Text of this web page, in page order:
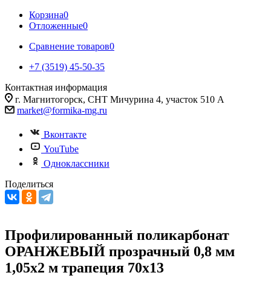
Корзина0
Отложенные0
Сравнение товаров0
+7 (3519) 45-50-35
Контактная информация
г. Магнитогорск, СНТ Мичурина 4, участок 510 А
market@formika-mg.ru
Вконтакте
YouTube
Одноклассники
Поделиться
Профилированный поликарбонат
ОРАНЖЕВЫЙ прозрачный 0,8 мм
1,05х2 м трапеция 70х13